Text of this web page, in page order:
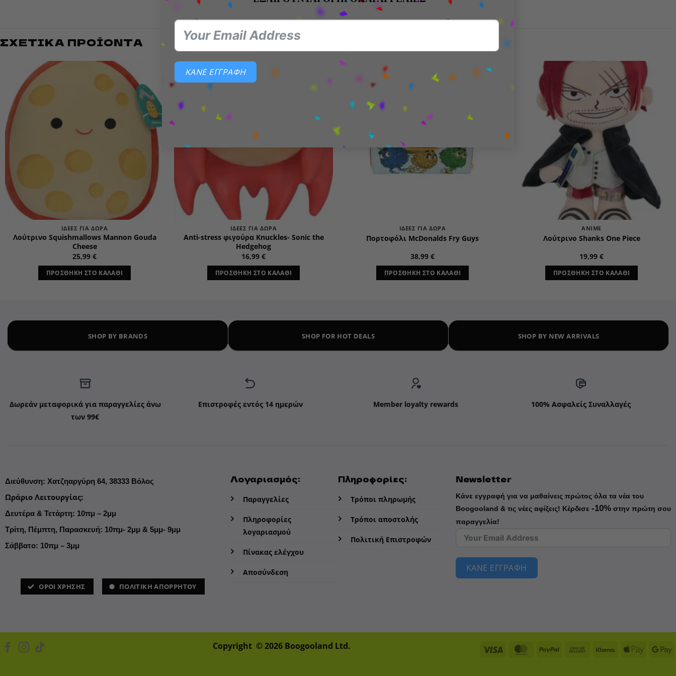
ΚΑΝΕ ΕΓΓΡΑΦΗ
ΣΧΕΤΙΚΆ ΠΡΟΪΌΝΤΑ
Add to
wishlist
ΙΔΈΕΣ ΓΙΑ ΔΏΡΑ
Λούτρινο Squishmallows Mannon Gouda
Cheese
25,99 €
ΠΡΟΣΘΉΚΗ ΣΤΟ ΚΑΛΆΘΙ
ΙΔΈΕΣ ΓΙΑ ΔΏΡΑ
Anti-stress φιγούρα Knuckles- Sonic the
Hedgehog
16,99 €
ΠΡΟΣΘΉΚΗ ΣΤΟ ΚΑΛΆΘΙ
ΙΔΈΕΣ ΓΙΑ ΔΏΡΑ
Πορτοφόλι McDonalds Fry Guys
38,99 €
ΠΡΟΣΘΉΚΗ ΣΤΟ ΚΑΛΆΘΙ
Add to
ANIME
Λούτρινο Shanks One Piece
19,99 €
ΠΡΟΣΘΉΚΗ ΣΤΟ ΚΑΛΆΘΙ
SHOP BY BRANDS SHOP FOR HOT DEALS SHOP BY NEW ARRIVALS
Δωρεάν μεταφορικά για παραγγελίες άνω
των 99€
Επιστροφές εντός 14 ημερών Member loyalty rewards 100% Ασφαλείς Συναλλαγές
Διεύθυνση: Χατζηαργύρη 64, 38333 Βόλος
Ωράριο Λειτουργίας:
Δευτέρα & Τετάρτη: 10πμ – 2μμ
Τρίτη, Πέμπτη, Παρασκευή: 10πμ- 2μμ & 5μμ- 9μμ
Σάββατο: 10πμ – 3μμ
ΌΡΟΙ ΧΡΗΣΗΣ ΠΟΛΙΤΙΚΗ ΑΠΟΡΡΗΤΟΥ
Λογαριασμός:
Παραγγελίες
Πληροφορίες
λογαριασμού
Πίνακας ελέγχου
Αποσύνδεση
Πληροφορίες:
Τρόποι πληρωμής
Τρόποι αποστολής
Πολιτική Επιστροφών
Newsletter
Κάνε εγγραφή για να μαθαίνεις πρώτος όλα τα νέα του
Boogooland & τις νέες αφίξεις! Κέρδισε -10%στην πρώτη σου
παραγγελία!
ΚΑΝΕ ΕΓΓΡΑΦΗ
Copyright © 2026 Boogooland Ltd. Visa MasterCard
PayPal
Cash
KlarnaApple